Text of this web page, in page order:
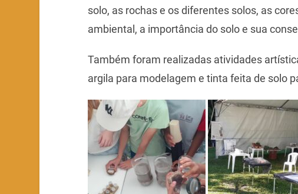
solo, as rochas e os diferentes solos, as
ambiental, a importância do solo e sua
Também foram realizadas atividades
argila para modelagem e tinta feita de solo